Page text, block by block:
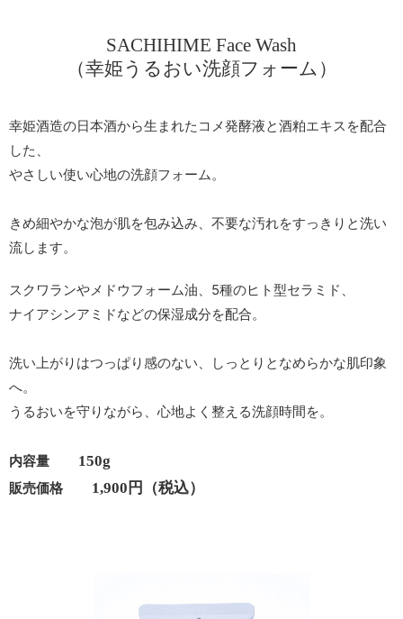
SACHIHIME Face Wash
（幸姫うるおい洗顔フォーム）
幸姫酒造の日本酒から生まれたコメ発酵液と酒粕エキスを配合
した、
やさしい使い心地の洗顔フォーム。
きめ細やかな泡が肌を包み込み、不要な汚れをすっきりと洗い
流します。
スクワランやメドウフォーム油、5種のヒト型セラミド、
ナイアシンアミドなどの保湿成分を配合。
洗い上がりはつっぱり感のない、しっとりとなめらかな肌印象
へ。
うるおいを守りながら、心地よく整える洗顔時間を。
内容量 150g
販売価格 1,900円（税込）